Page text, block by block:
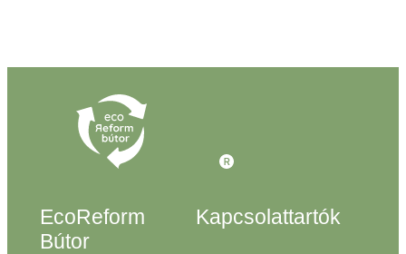
EcoReform
Bútor
Kapcsolattartók